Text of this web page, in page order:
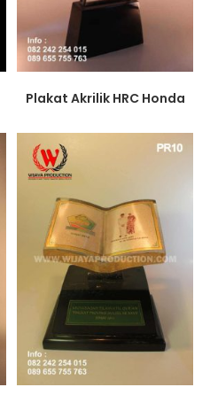
Plakat Akrilik HRC Honda